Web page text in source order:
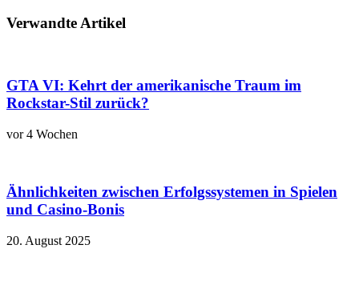
Verwandte Artikel
GTA VI: Kehrt der amerikanische Traum im
Rockstar-Stil zurück?
vor 4 Wochen
Ähnlichkeiten zwischen Erfolgssystemen in Spielen
und Casino‑Bonis
20. August 2025